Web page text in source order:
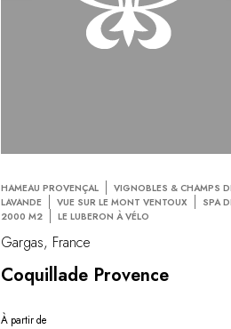
HAMEAU PROVENÇAL
VIGNOBLES & CHAMPS
LAVANDE
VUE SUR LE MONT VENTOUX
SPA
2000 M2
LE LUBERON À VÉLO
Gargas, France
Coquillade Provence
À partir de